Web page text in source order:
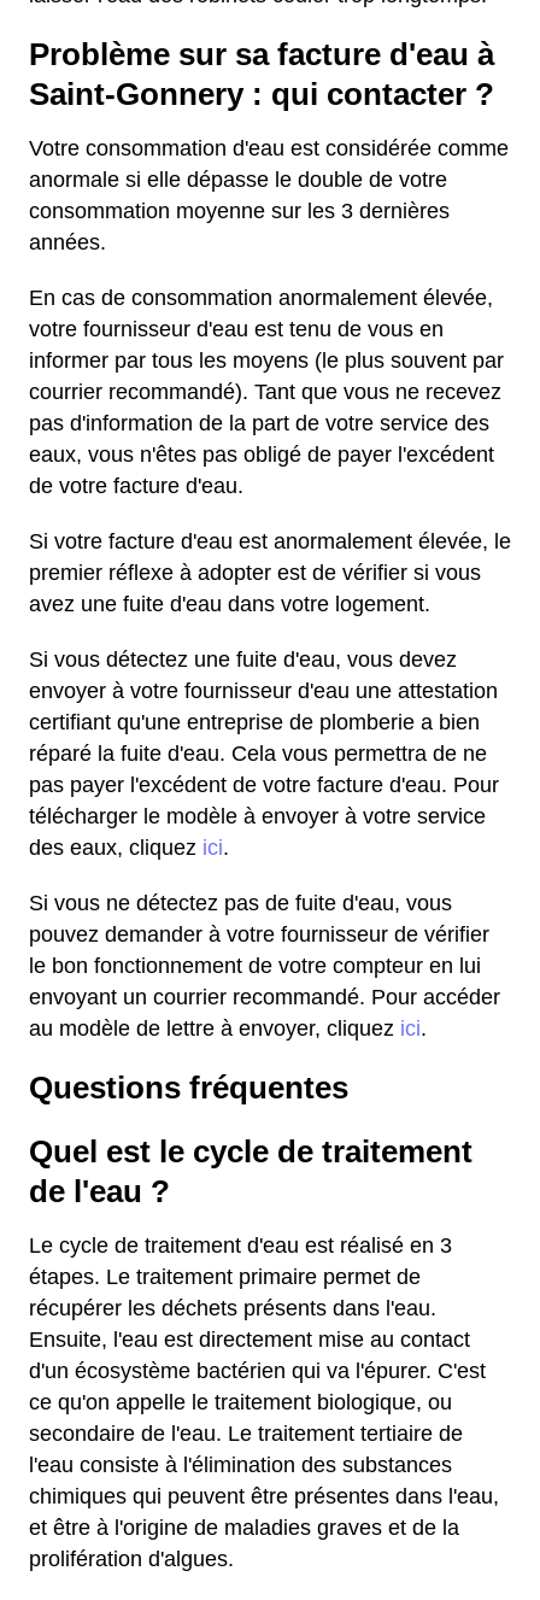
Problème sur sa facture d'eau à
Saint-Gonnery : qui contacter ?
Votre consommation d'eau est considérée comme
anormale si elle dépasse le double de votre
consommation moyenne sur les 3 dernières
années.
En cas de consommation anormalement élevée,
votre fournisseur d'eau est tenu de vous en
informer par tous les moyens (le plus souvent par
courrier recommandé). Tant que vous ne recevez
pas d'information de la part de votre service des
eaux, vous n'êtes pas obligé de payer l'excédent
de votre facture d'eau.
Si votre facture d'eau est anormalement élevée, le
premier réflexe à adopter est de vérifier si vous
avez une fuite d'eau dans votre logement.
Si vous détectez une fuite d'eau, vous devez
envoyer à votre fournisseur d'eau une attestation
certifiant qu'une entreprise de plomberie a bien
réparé la fuite d'eau. Cela vous permettra de ne
pas payer l'excédent de votre facture d'eau. Pour
télécharger le modèle à envoyer à votre service
des eaux, cliquez ici.
Si vous ne détectez pas de fuite d'eau, vous
pouvez demander à votre fournisseur de vérifier
le bon fonctionnement de votre compteur en lui
envoyant un courrier recommandé. Pour accéder
au modèle de lettre à envoyer, cliquez ici.
Questions fréquentes
Quel est le cycle de traitement
de l'eau ?
Le cycle de traitement d'eau est réalisé en 3
étapes. Le traitement primaire permet de
récupérer les déchets présents dans l'eau.
Ensuite, l'eau est directement mise au contact
d'un écosystème bactérien qui va l'épurer. C'est
ce qu'on appelle le traitement biologique, ou
secondaire de l'eau. Le traitement tertiaire de
l'eau consiste à l'élimination des substances
chimiques qui peuvent être présentes dans l'eau,
et être à l'origine de maladies graves et de la
prolifération d'algues.